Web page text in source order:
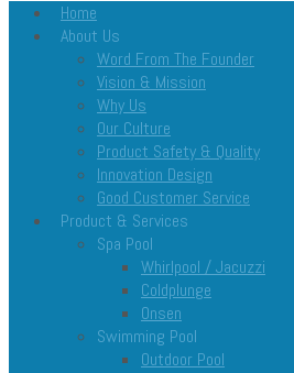
Home
About Us
Word From The Founder
Vision & Mission
Why Us
Our Culture
Product Safety & Quality
Innovation Design
Good Customer Service
Product & Services
Spa Pool
Whirlpool / Jacuzzi
Coldplunge
Onsen
Swimming Pool
Outdoor Pool